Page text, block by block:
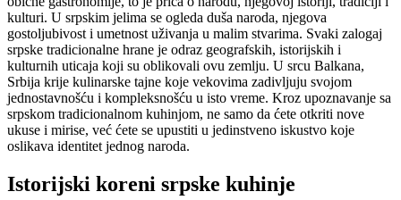
kulturi. U srpskim jelima se ogleda duša naroda, njegova
gostoljubivost i umetnost uživanja u malim stvarima. Svaki zalogaj
srpske tradicionalne hrane je odraz geografskih, istorijskih i
kulturnih uticaja koji su oblikovali ovu zemlju. U srcu Balkana,
Srbija krije kulinarske tajne koje vekovima zadivljuju svojom
jednostavnošću i kompleksnošću u isto vreme. Kroz upoznavanje sa
srpskom tradicionalnom kuhinjom, ne samo da ćete otkriti nove
ukuse i mirise, već ćete se upustiti u jedinstveno iskustvo koje
oslikava identitet jednog naroda.
Istorijski koreni srpske kuhinje